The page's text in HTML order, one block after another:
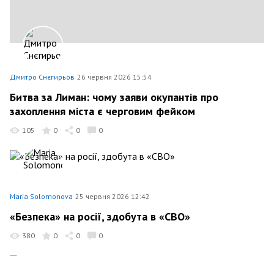
Дмитро Снєгирьов 26 червня 2026 15:54
Битва за Лиман: чому заяви окупантів про
захоплення міста є черговим фейком
105 0 0 0
Maria Solomonova 25 червня 2026 12:42
«Безпека» на росії, здобута в «СВО»
380 0 0 0